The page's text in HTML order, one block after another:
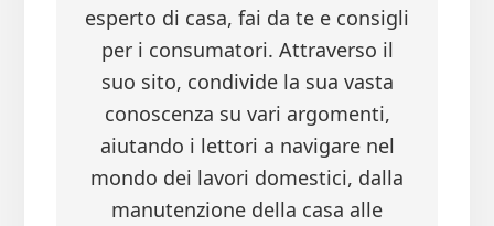
esperto di casa, fai da te e consigli
per i consumatori. Attraverso il
suo sito, condivide la sua vasta
conoscenza su vari argomenti,
aiutando i lettori a navigare nel
mondo dei lavori domestici, dalla
manutenzione della casa alle